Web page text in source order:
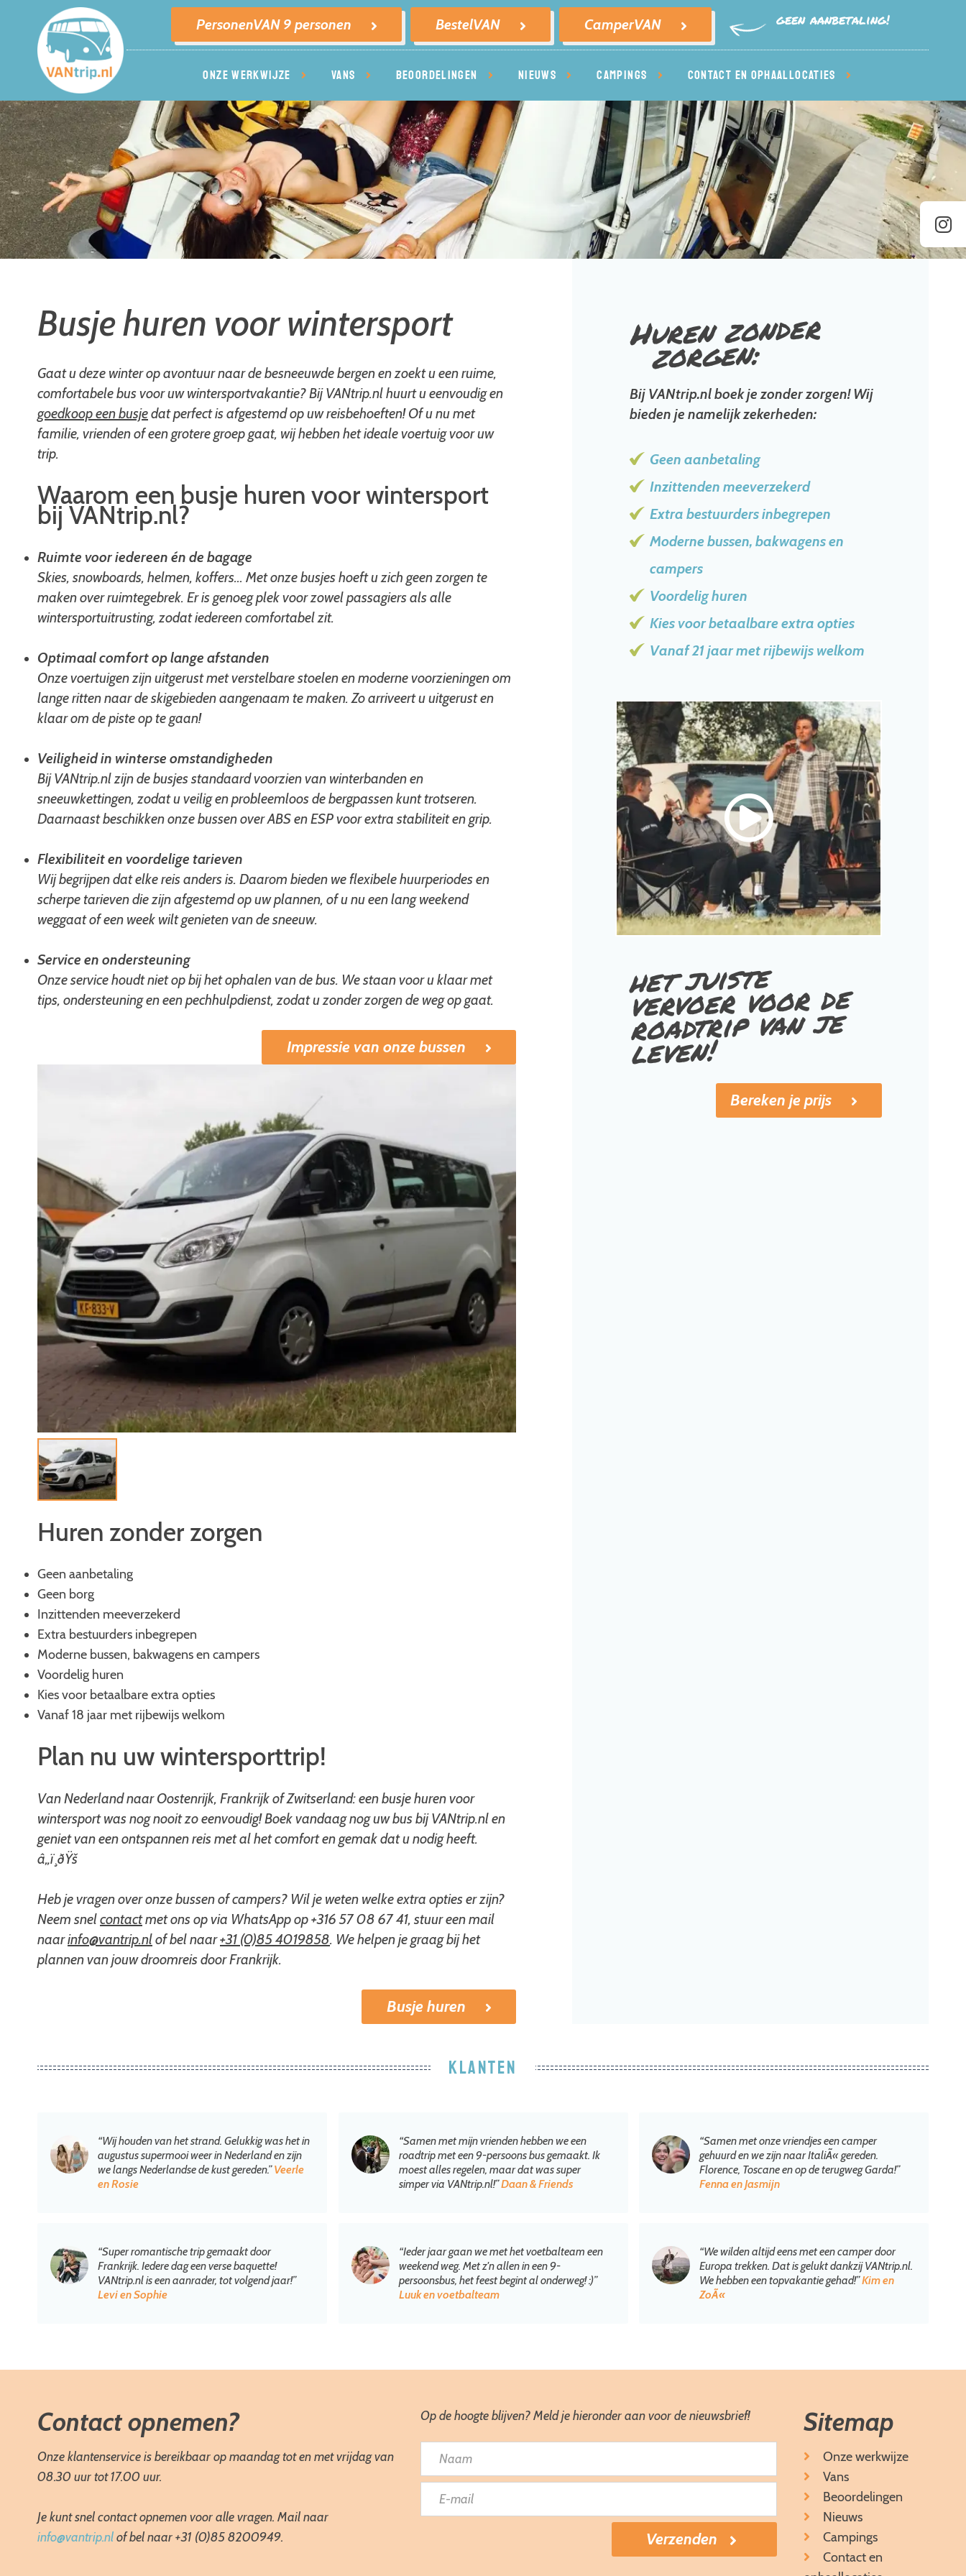
PersonenVAN 9 personen BestelVAN CamperVAN geen aanbetaling!
ONZE WERKWIJZE VANS BEOORDELINGEN NIEUWS CAMPINGS CONTACT EN OPHAALLOCATIES
Busje huren voor wintersport
Gaat u deze winter op avontuur naar de besneeuwde bergen en zoekt u een ruime,
comfortabele bus voor uw wintersportvakantie? Bij VANtrip.nl huurt u eenvoudig en
goedkoop een busjedat perfect is afgestemd op uw reisbehoeften! Of u nu met
familie, vrienden of een grotere groep gaat, wij hebben het ideale voertuig voor uw
trip.
Waarom een busje huren voor wintersport
bij VANtrip.nl?
Ruimte voor iedereen én de bagage
Skies, snowboards, helmen, koffers… Met onze busjes hoeft u zich geen zorgen te
maken over ruimtegebrek. Er is genoeg plek voor zowel passagiers als alle
wintersportuitrusting, zodat iedereen comfortabel zit.
Optimaal comfort op lange afstanden
Onze voertuigen zijn uitgerust met verstelbare stoelen en moderne voorzieningen om
lange ritten naar de skigebieden aangenaam te maken. Zo arriveert u uitgerust en
klaar om de piste op te gaan!
Veiligheid in winterse omstandigheden
Bij VANtrip.nl zijn de busjes standaard voorzien van winterbanden en
sneeuwkettingen, zodat u veilig en probleemloos de bergpassen kunt trotseren.
Daarnaast beschikken onze bussen over ABS en ESP voor extra stabiliteit en grip.
Flexibiliteit en voordelige tarieven
Wij begrijpen dat elke reis anders is. Daarom bieden we flexibele huurperiodes en
scherpe tarieven die zijn afgestemd op uw plannen, of u nu een lang weekend
weggaat of een week wilt genieten van de sneeuw.
Service en ondersteuning
Onze service houdt niet op bij het ophalen van de bus. We staan voor u klaar met
tips, ondersteuning en een pechhulpdienst, zodat u zonder zorgen de weg op gaat.
Impressie van onze bussen
Huren zonder zorgen
Geen aanbetaling
Geen borg
Inzittenden meeverzekerd
Extra bestuurders inbegrepen
Moderne bussen, bakwagens en campers
Voordelig huren
Kies voor betaalbare extra opties
Vanaf 18 jaar met rijbewijs welkom
Plan nu uw wintersporttrip!
Van Nederland naar Oostenrijk, Frankrijk of Zwitserland: een busje huren voor
wintersport was nog nooit zo eenvoudig! Boek vandaag nog uw bus bij VANtrip.nl en
geniet van een ontspannen reis met al het comfort en gemak dat u nodig heeft.
â„ï¸ðŸš
Heb je vragen over onze bussen of campers? Wil je weten welke extra opties er zijn?
Neem snelcontactmet ons op via WhatsApp op +316 57 08 67 41, stuur een mail
naarinfo@vantrip.nlof bel naar+31 (0)85 4019858. We helpen je graag bij het
plannen van jouw droomreis door Frankrijk.
Busje huren
Huren zonder
zorgen:
Bij VANtrip.nl boek je zonder zorgen! Wij
bieden je namelijk zekerheden:
Geen aanbetaling
Inzittenden meeverzekerd
Extra bestuurders inbegrepen
Moderne bussen, bakwagens en
campers
Voordelig huren
Kies voor betaalbare extra opties
Vanaf 21 jaar met rijbewijs welkom
het juiste
vervoer voor de
roadtrip van je
leven!
Bereken je prijs
KLANTEN
“Wij houden van het strand. Gelukkig was het in
augustus supermooi weer in Nederland en zijn
we langs Nederlandse de kust gereden.”Veerle
en Rosie
“Samen met mijn vrienden hebben we een
roadtrip met een 9-persoons bus gemaakt. Ik
moest alles regelen, maar dat was super
simper via VANtrip.nl!”Daan & Friends
“Samen met onze vriendjes een camper
gehuurd en we zijn naar ItaliÃ« gereden.
Florence, Toscane en op de terugweg Garda!”
Fenna en Jasmijn
“Super romantische trip gemaakt door
Frankrijk. Iedere dag een verse baquette!
VANtrip.nl is een aanrader, tot volgend jaar!”
Levi en Sophie
“Ieder jaar gaan we met het voetbalteam een
weekend weg. Met z'n allen in een 9-
persoonsbus, het feest begint al onderweg! :)”
Luuk en voetbalteam
“We wilden altijd eens met een camper door
Europa trekken. Dat is gelukt dankzij VANtrip.nl.
We hebben een topvakantie gehad!”Kim en
ZoÃ«
Contact opnemen?
Onze klantenservice is bereikbaar op maandag tot en met vrijdag van
08.30 uur tot 17.00 uur.
Je kunt snel contact opnemen voor alle vragen. Mail naar
info@vantrip.nlof bel naar +31 (0)85 8200949.
Op de hoogte blijven? Meld je hieronder aan voor de nieuwsbrief! Sitemap
Onze werkwijze
Vans
Beoordelingen
Nieuws
Campings
Contact en